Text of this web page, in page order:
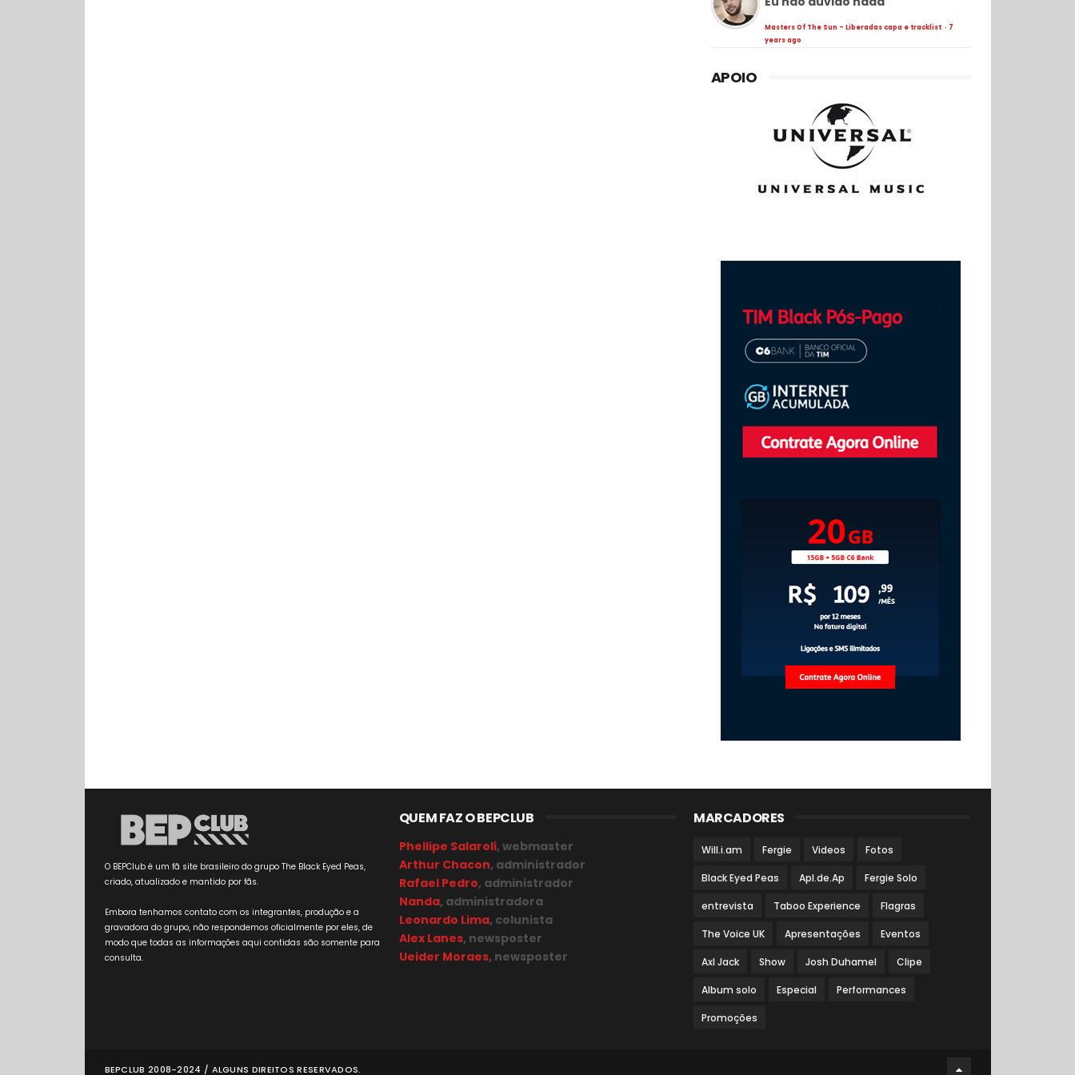
Masters Of The Sun - Liberadas capa e tracklist · 7
years ago
APOIO
O BEPClub é um fã site brasileiro do grupo The Black Eyed Peas,
criado, atualizado e mantido por fãs.
Embora tenhamos contato com os integrantes, produção e a
gravadora do grupo, não respondemos oficialmente por eles, de
modo que todas as informações aqui contidas são somente para
consulta.
QUEM FAZ O BEPCLUB
Phellipe Salaroli, webmaster
Arthur Chacon, administrador
Rafael Pedro, administrador
Nanda, administradora
Leonardo Lima, colunista
Alex Lanes, newsposter
Ueider Moraes, newsposter
MARCADORES
Will.i.am Fergie Videos Fotos
Black Eyed Peas Apl.de.Ap Fergie Solo
entrevista Taboo Experience Flagras
The Voice UK Apresentações Eventos
Axl Jack Show Josh Duhamel Clipe
Album solo Especial Performances
Promoções
BEPCLUB 2008-2024 / ALGUNS DIREITOS RESERVADOS.